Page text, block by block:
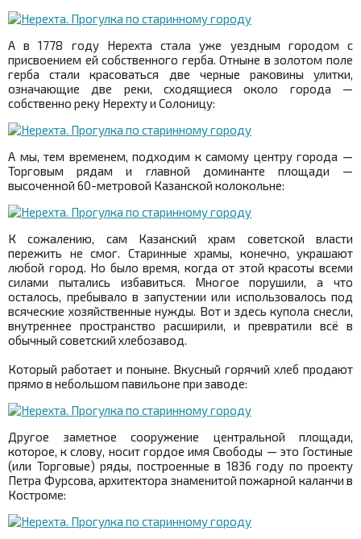
А в 1778 году Нерехта стала уже уездным городом с
присвоением ей собственного герба. Отныне в золотом поле
герба стали красоваться две черные раковины улитки,
означающие две реки, сходящиеся около города —
собственно реку Нерехту и Солоницу:
А мы, тем временем, подходим к самому центру города —
Торговым рядам и главной доминанте площади —
высоченной 60-метровой Казанской колокольне:
К сожалению, сам Казанский храм советской власти
пережить не смог. Старинные храмы, конечно, украшают
любой город. Но было время, когда от этой красоты всеми
силами пытались избавиться. Многое порушили, а что
осталось, пребывало в запустении или использовалось под
всяческие хозяйственные нужды. Вот и здесь купола снесли,
внутреннее пространство расширили, и превратили всё в
обычный советский хлебозавод.
Который работает и поныне. Вкусный горячий хлеб продают
прямо в небольшом павильоне при заводе:
Другое заметное сооружение центральной площади,
которое, к слову, носит гордое имя Свободы — это Гостиные
(или Торговые) ряды, построенные в 1836 году по проекту
Петра Фурсова, архитектора знаменитой пожарной каланчи в
Костроме: